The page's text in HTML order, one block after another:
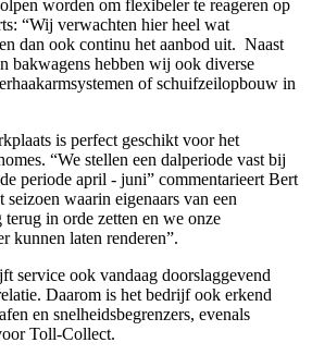
worden om flexibeler te reageren op
“Wij verwachten hier heel wat
dan ook continu het aanbod uit. Naast
bakwagens hebben wij ook diverse
of schuifzeilopbouw in
is perfect geschikt voor het
“We stellen een dalperiode vast bij
periode april - juni” commentarieert Bert
seizoen waarin eigenaars van een
in orde zetten en we onze
kunnen laten renderen”.
service ook vandaag doorslaggevend
Daarom is het bedrijf ook erkend
en snelheidsbegrenzers, evenals
Toll-Collect.